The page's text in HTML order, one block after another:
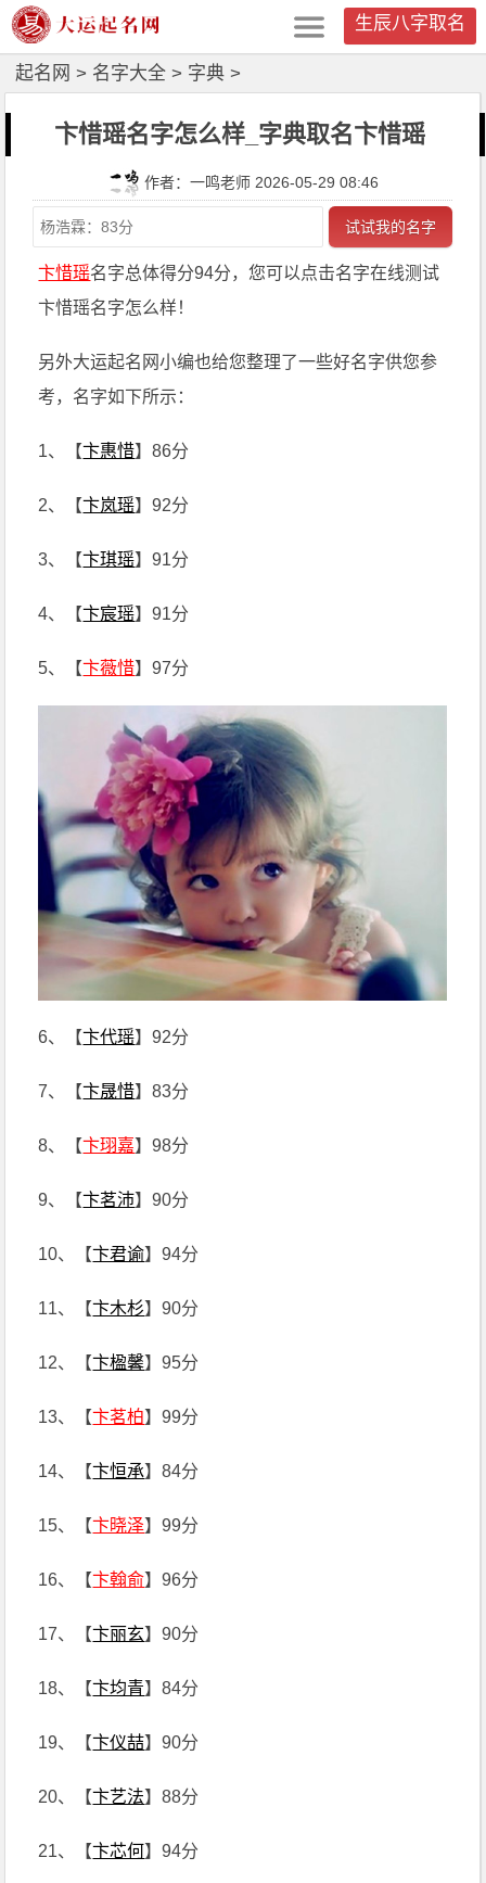
生辰八字取名
起名网 > 名字大全 > 字典 >
卞惜瑶名字怎么样_字典取名卞惜瑶
作者：一鸣老师 2026-05-29 08:46
试试我的名字
卞惜瑶名字总体得分94分，您可以点击名字在线测试
卞惜瑶名字怎么样！
另外大运起名网小编也给您整理了一些好名字供您参
考，名字如下所示：
1、【卞惠惜】86分
2、【卞岚瑶】92分
3、【卞琪瑶】91分
4、【卞宸瑶】91分
5、【卞薇惜】97分
6、【卞代瑶】92分
7、【卞晟惜】83分
8、【卞珝嘉】98分
9、【卞茗沛】90分
10、【卞君谕】94分
11、【卞木杉】90分
12、【卞楹馨】95分
13、【卞茗柏】99分
14、【卞恒承】84分
15、【卞晓泽】99分
16、【卞翰俞】96分
17、【卞丽玄】90分
18、【卞均青】84分
19、【卞仪喆】90分
20、【卞艺法】88分
21、【卞芯何】94分